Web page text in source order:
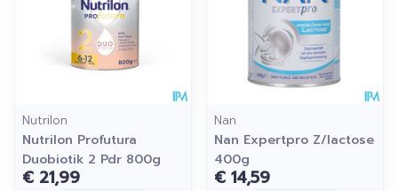
Nutrilon
Nutrilon Profutura
Duobiotik 2 Pdr 800g
€ 21,99
Nan
Nan Expertpro Z/lactose
400g
€ 14,59